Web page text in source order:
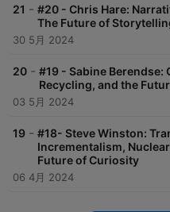
21 - #20 - Chris Hare:
The Future of
30 5月 2024
20 - #19 - Sabine Berendse:
Recycling, and the
03 5月 2024
19 - #18- Steve Winston:
Incrementalism,
Future of Curiosity
06 4月 2024